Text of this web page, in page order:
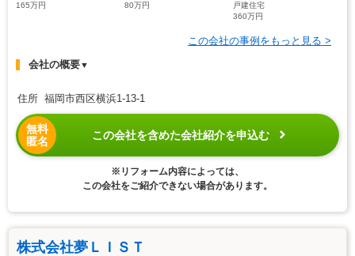
165万円
80万円
戸建住宅
360万円
この会社の事例をもっと見る >
会社の概要▼
住所 福岡市西区横浜1-13-1
無料
匿名
この会社を含めた会社紹介を申込む
※リフォーム内容によっては、
この会社をご紹介できない場合があります。
株式会社夢ＬＩＳＴ